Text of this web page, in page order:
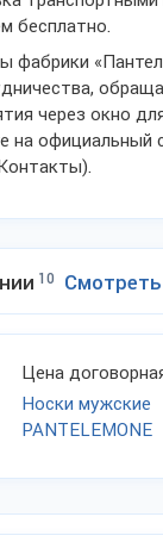
бесплатно.
фабрики
через окно
на официальный
10
Цена
Носки мужские
PANTELEMONE